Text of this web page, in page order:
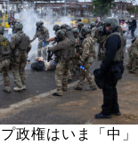
政権はいま「中」